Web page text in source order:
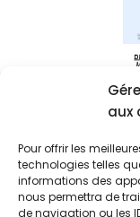
aux
Pour offrir les
technologies telles
informations des
nous permettra de
de navigation ou les